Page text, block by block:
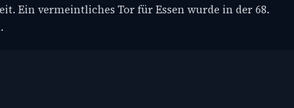
Ein vermeintliches Tor für Essen wurde in der 68.